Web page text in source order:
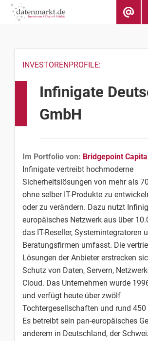
Skip
INVESTORENPROFILE:
Infinigate
GmbH
Im Portfolio von: Bridgepoint
Infinigate vertreibt hochmoderne
Sicherheitslösungen von mehr als
ohne selber IT-Produkte zu
oder zu verändern. Dazu nutzt
europäisches Netzwerk aus über
das IT-Reseller, Systemintegratoren
Beratungsfirmen umfasst. Die
Lösungen der Anbieter erstrecken
Schutz von Daten, Servern,
Cloud. Das Unternehmen wurde
und verfügt heute über zwölf
Tochtergesellschaften und rund 450
Es betreibt sein pan-europäisches
anderem in Deutschland, der